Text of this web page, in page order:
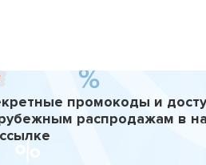
промокоды и
распродажам в